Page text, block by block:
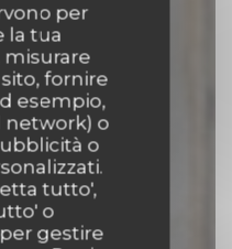
per
la tua
misurare
fornire
esempio,
network) o
o
tutto',
o
gestire
17
TOURNAI